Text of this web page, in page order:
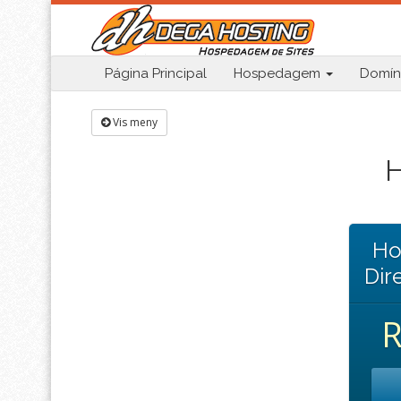
Página Principal Hospedagem
Vis meny